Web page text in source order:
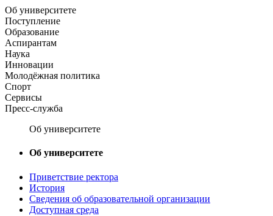
Об университете
Поступление
Образование
Аспирантам
Наука
Инновации
Молодёжная политика
Спорт
Сервисы
Пресс-служба
Об университете
Об университете
Приветствие ректора
История
Сведения об образовательной организации
Доступная среда